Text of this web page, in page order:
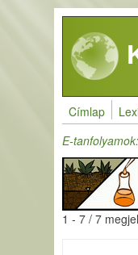
Ugrás a tartalomra
Címlap
E-
1 - 7 / 7